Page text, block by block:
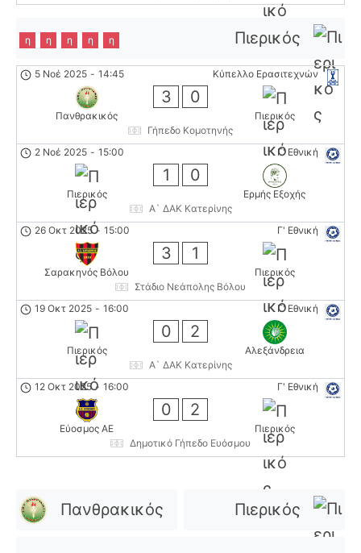
Πιερικός
η η η η η
Κύπελλο Ερασιτεχνών
5 Νοέ 2025 - 14:45
Πανθρακικός
3 0
Πιερικός
Γήπεδο Κομοτηνής
Γ' Εθνική
2 Νοέ 2025 - 15:00
Πιερικός
1 0
Ερμής Εξοχής
Α` ΔΑΚ Κατερίνης
Γ' Εθνική
26 Οκτ 2025 - 15:00
Σαρακηνός Βόλου
3 1
Πιερικός
Στάδιο Νεάπολης Βόλου
Γ' Εθνική
19 Οκτ 2025 - 16:00
Πιερικός
0 2
Αλεξάνδρεια
Α` ΔΑΚ Κατερίνης
Γ' Εθνική
12 Οκτ 2025 - 16:00
Εύοσμος ΑΕ
0 2
Πιερικός
Δημοτικό Γήπεδο Ευόσμου
Πανθρακικός Πιερικός